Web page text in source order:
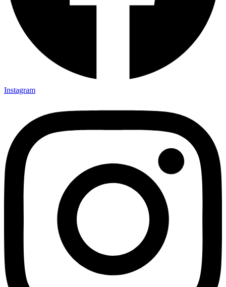
Instagram